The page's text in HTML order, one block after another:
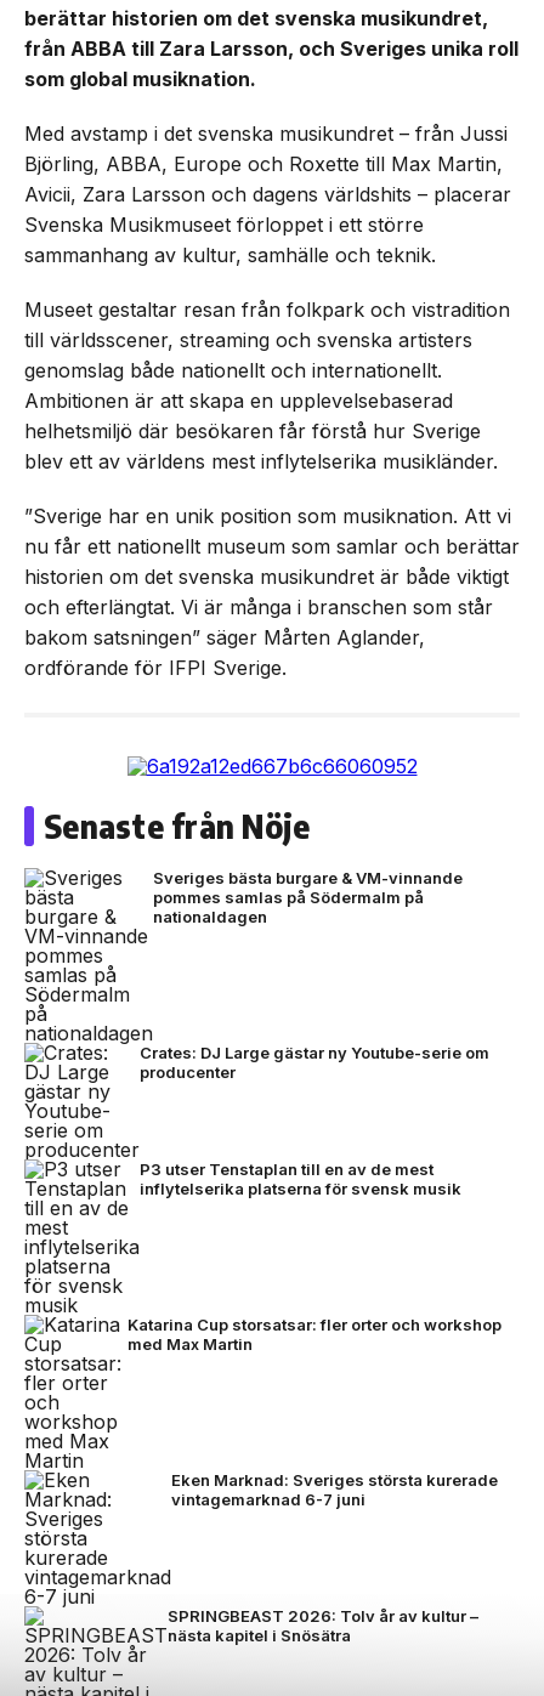
berättar historien om det svenska musikundret,
från ABBA till Zara Larsson, och Sveriges unika roll
som global musiknation.
Med avstamp i det svenska musikundret – från Jussi
Björling, ABBA, Europe och Roxette till Max Martin,
Avicii, Zara Larsson och dagens världshits – placerar
Svenska Musikmuseet förloppet i ett större
sammanhang av kultur, samhälle och teknik.
Museet gestaltar resan från folkpark och vistradition
till världsscener, streaming och svenska artisters
genomslag både nationellt och internationellt.
Ambitionen är att skapa en upplevelsebaserad
helhetsmiljö där besökaren får förstå hur Sverige
blev ett av världens mest inflytelserika musikländer.
”Sverige har en unik position som musiknation. Att vi
nu får ett nationellt museum som samlar och berättar
historien om det svenska musikundret är både viktigt
och efterlängtat. Vi är många i branschen som står
bakom satsningen” säger Mårten Aglander,
ordförande för IFPI Sverige.
Senaste från Nöje
Sveriges bästa burgare & VM-vinnande
pommes samlas på Södermalm på
nationaldagen
Crates: DJ Large gästar ny Youtube-serie om
producenter
P3 utser Tenstaplan till en av de mest
inflytelserika platserna för svensk musik
Katarina Cup storsatsar: fler orter och workshop
med Max Martin
Eken Marknad: Sveriges största kurerade
vintagemarknad 6-7 juni
SPRINGBEAST 2026: Tolv år av kultur –
nästa kapitel i Snösätra